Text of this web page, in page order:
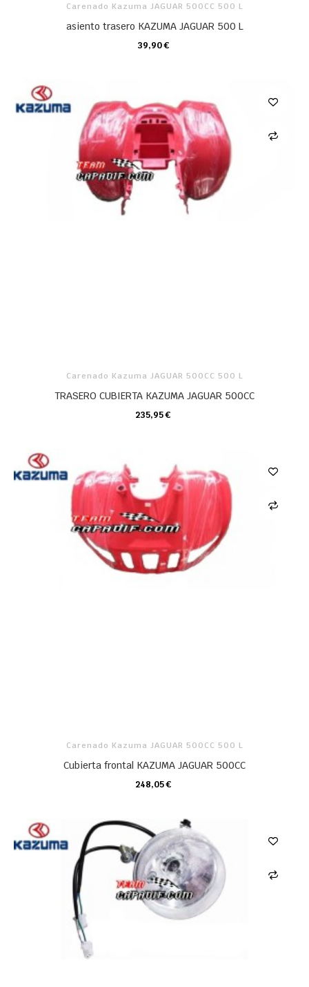
Carenado Kazuma JAGUAR 500CC 500 L
asiento trasero KAZUMA JAGUAR 500 L
39,90 €
CARRO
Carenado Kazuma JAGUAR 500CC 500 L
TRASERO CUBIERTA KAZUMA JAGUAR 500CC
235,95 €
CARRO
Carenado Kazuma JAGUAR 500CC 500 L
Cubierta frontal KAZUMA JAGUAR 500CC
248,05 €
CARRO